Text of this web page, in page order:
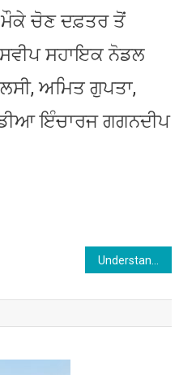
ਚੋਣ ਦਫ਼ਤਰ ਤੋਂ
ਸਹਾਇਕ ਨੋਡਲ
ਅਮਿਤ ਗੁਪਤਾ,
ਇੰਚਾਰਜ ਗਗਨਦੀਪ